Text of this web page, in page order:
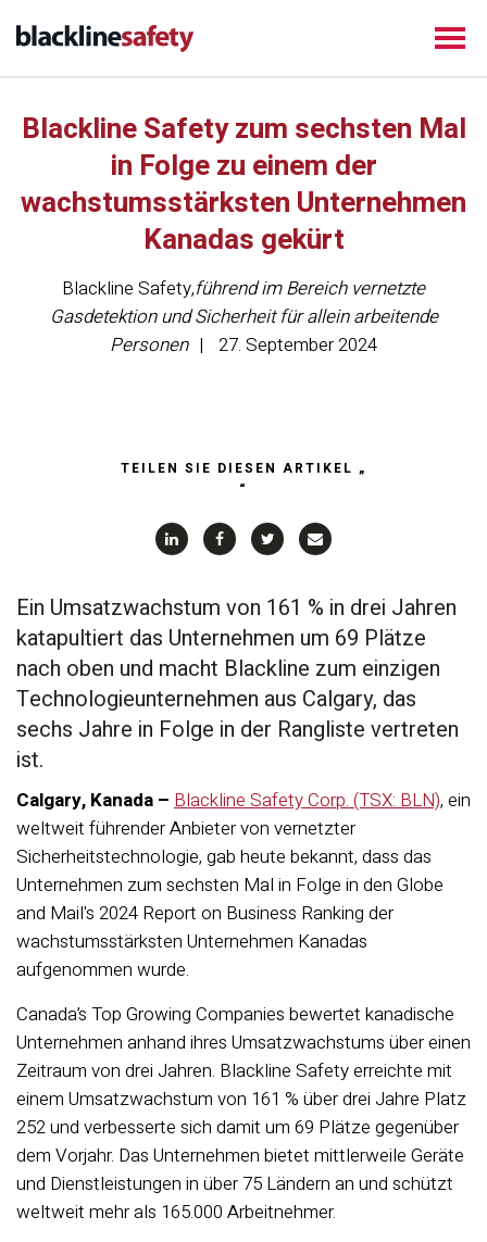
Blackline Safety zum sechsten Mal
in Folge zu einem der
wachstumsstärksten Unternehmen
Kanadas gekürt
Blackline Safety,führend im Bereich vernetzte
Gasdetektion und Sicherheit für allein arbeitende
Personen
27. September 2024
TEILEN SIE DIESEN ARTIKEL „
“
Ein Umsatzwachstum von 161 % in drei Jahren
katapultiert das Unternehmen um 69 Plätze
nach oben und macht Blackline zum einzigen
Technologieunternehmen aus Calgary, das
sechs Jahre in Folge in der Rangliste vertreten
ist.
Calgary, Kanada – Blackline Safety Corp. (TSX: BLN), ein
weltweit führender Anbieter von vernetzter
Sicherheitstechnologie, gab heute bekannt, dass das
Unternehmen zum sechsten Mal in Folge in den Globe
and Mail's 2024 Report on Business Ranking der
wachstumsstärksten Unternehmen Kanadas
aufgenommen wurde.
Canada’s Top Growing Companies bewertet kanadische
Unternehmen anhand ihres Umsatzwachstums über einen
Zeitraum von drei Jahren. Blackline Safety erreichte mit
einem Umsatzwachstum von 161 % über drei Jahre Platz
252 und verbesserte sich damit um 69 Plätze gegenüber
dem Vorjahr. Das Unternehmen bietet mittlerweile Geräte
und Dienstleistungen in über 75 Ländern an und schützt
weltweit mehr als 165.000 Arbeitnehmer.